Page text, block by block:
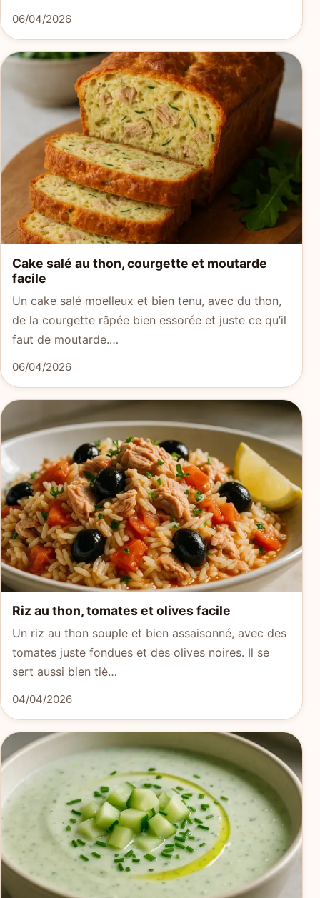
06/04/2026
Cake salé au thon, courgette et moutarde
facile
Un cake salé moelleux et bien tenu, avec du thon,
de la courgette râpée bien essorée et juste ce qu’il
faut de moutarde.…
06/04/2026
Riz au thon, tomates et olives facile
Un riz au thon souple et bien assaisonné, avec des
tomates juste fondues et des olives noires. Il se
sert aussi bien tiè…
04/04/2026